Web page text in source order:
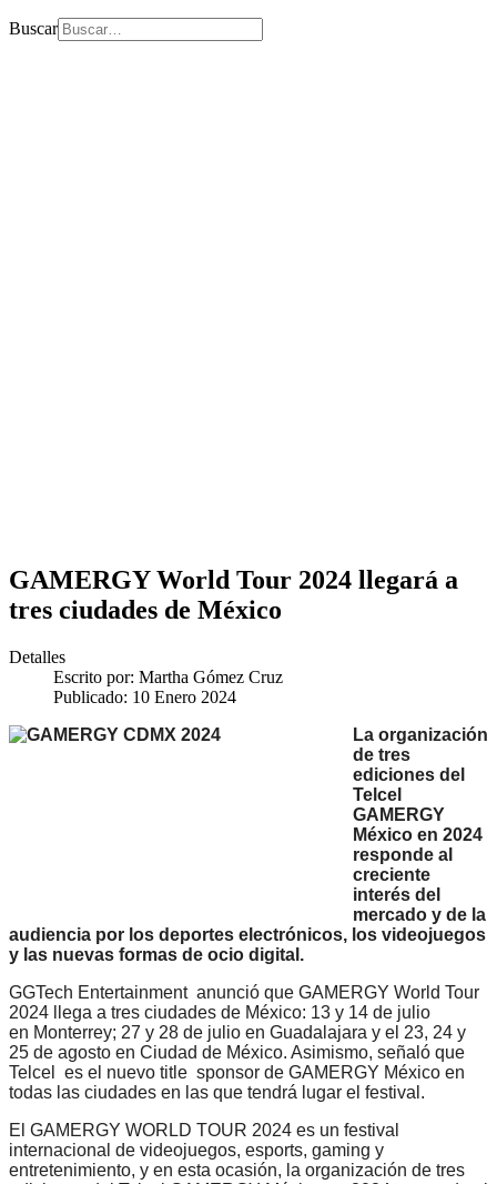
Buscar
GAMERGY World Tour 2024 llegará a
tres ciudades de México
Detalles
Escrito por: Martha Gómez Cruz
Publicado: 10 Enero 2024
La organización
de tres
ediciones del
Telcel
GAMERGY
México en 2024
responde al
creciente
interés del
mercado y de la
audiencia por los deportes electrónicos, los videojuegos
y las nuevas formas de ocio digital.
GGTech Entertainment anunció que GAMERGY World Tour
2024 llega a tres ciudades de México: 13 y 14 de julio
en Monterrey; 27 y 28 de julio en Guadalajara y el 23, 24 y
25 de agosto en Ciudad de México. Asimismo, señaló que
Telcel es el nuevo title sponsor de GAMERGY México en
todas las ciudades en las que tendrá lugar el festival.
El GAMERGY WORLD TOUR 2024 es un festival
internacional de videojuegos, esports, gaming y
entretenimiento, y en esta ocasión, la organización de tres